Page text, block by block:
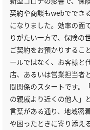
契約や商談もwebででき
になりました。効率の面
りがたい一方で、保険の
ご契約をお預かりするこ
ールではなく、お客様と
店、あるいは営業担当者
間関係のスタートです。
の親戚より近くの他人」
言葉がある通り、地域密
や困ったときに寄り添え